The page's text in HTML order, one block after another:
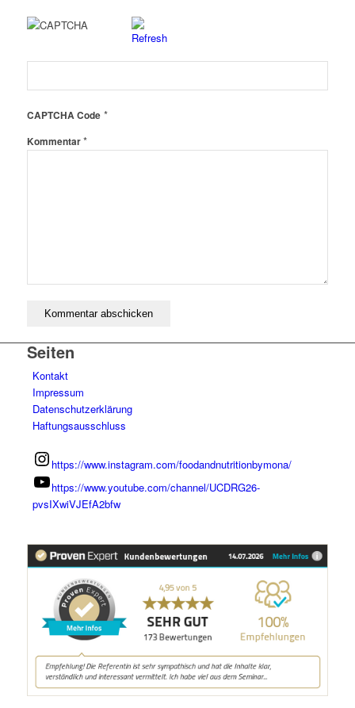
CAPTCHA Code*
Kommentar*
Seiten
Kontakt
Impressum
Datenschutzerklärung
Haftungsausschluss
https://www.instagram.com/foodandnutritionbymona/
https://www.youtube.com/channel/UCDRG26-
pvsIXwiVJEfA2bfw